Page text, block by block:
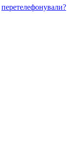
перетелефонували?